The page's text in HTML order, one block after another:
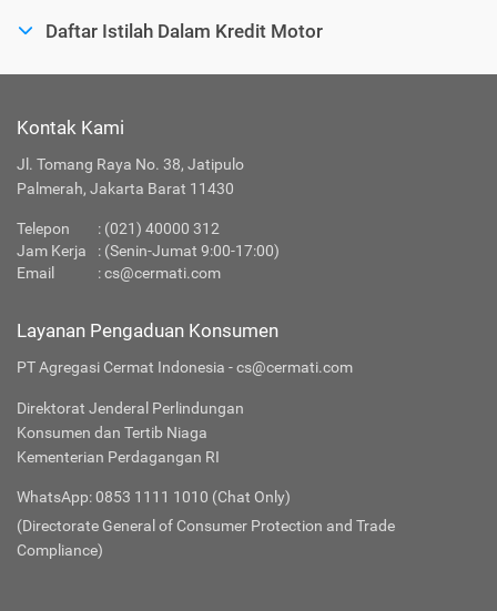
Daftar Istilah Dalam Kredit Motor
Kontak Kami
Jl. Tomang Raya No. 38, Jatipulo
Palmerah, Jakarta Barat 11430
Telepon : (021) 40000 312
Jam Kerja
: (Senin-Jumat 9:00-17:00)
Email
:cs@cermati.com
Layanan Pengaduan Konsumen
PT Agregasi Cermat Indonesia - cs@cermati.com
Direktorat Jenderal Perlindungan
Konsumen dan Tertib Niaga
Kementerian Perdagangan RI
WhatsApp: 0853 1111 1010 (Chat Only)
(Directorate General of Consumer Protection and Trade
Compliance)